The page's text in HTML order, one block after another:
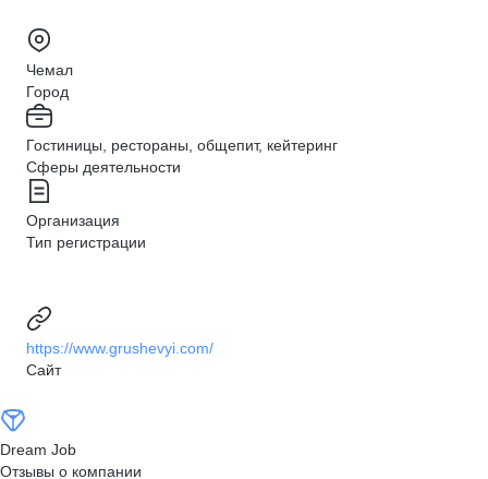
Чемал
Город
Гостиницы, рестораны, общепит, кейтеринг
Сферы деятельности
Организация
Тип регистрации
https://www.grushevyi.com/
Сайт
Dream Job
Отзывы о компании